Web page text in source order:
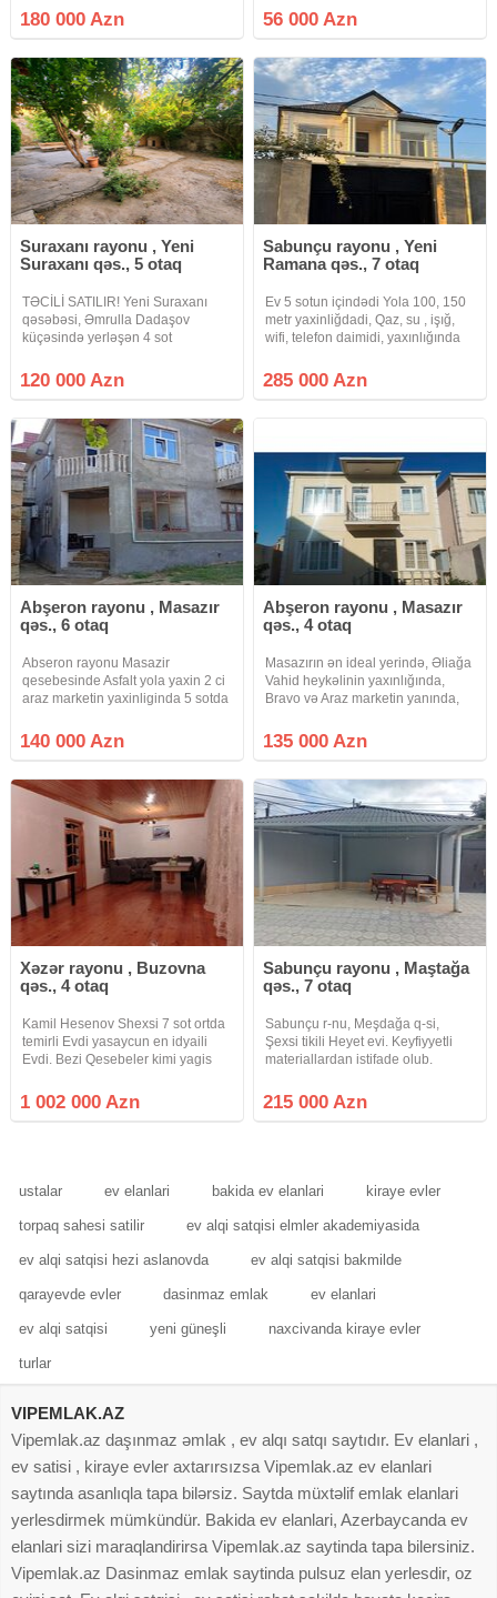
inşa edilmişdir.Həyətində meyvə
agaclari genış həyəti var.Ev 7/24
180 000 Azn
edilmiş, 2 otaqlı, ümumi tikili
sahəsi 47 kv/m olan Həyət Evi
56 000 Azn
Suraxanı rayonu , Yeni
Suraxanı qəs., 5 otaq
TƏCİLİ SATILIR! Yeni Suraxanı
qəsəbəsi, Əmrulla Dadaşov
küçəsində yerləşən 4 sot
satılır. Həyətdə 2 ayrı ev
mövcuddur. Bütün kommunal
Ev 89 nömrəli
120 000 Azn
Sabunçu rayonu , Yeni
Ramana qəs., 7 otaq
Ev 5 sotun içindədi Yola 100, 150
metr yaxinliğdadi, Qaz, su , işığ,
wifi, telefon daimidi, yaxınlığında
restoran hər şey var.yeni dizaynla
yığlıb, təmirlidir.
285 000 Azn
Abşeron rayonu , Masazır
qəs., 6 otaq
Abseron rayonu Masazir
qesebesinde Asfalt yola yaxin 2 ci
araz marketin yaxinliginda 5 sotda
umumi sahesi 120 kv olan heyet
evi satilir evin senedleri kupca
140 000 Azn
Abşeron rayonu , Masazır
qəs., 4 otaq
Masazırın ən ideal yerində, Əliağa
Vahid heykəlinin yaxınlığında,
Bravo və Araz marketin yanında,
mərtəbəli, 4-otaqlı tam təmirli
həyət evi satılır. Ev, Masazırın
135 000 Azn
Xəzər rayonu , Buzovna
qəs., 4 otaq
Kamil Hesenov Shexsi 7 sot ortda
temirli Evdi yasaycun en idyaili
Evdi. Bezi Qesebeler kimi yagis
havasi ekincun yasayiscun en
elverilsli yerdi bilen bilir Deqiq
1 002 000 Azn
Sabunçu rayonu , Maştağa
qəs., 7 otaq
Sabunçu r-nu, Meşdağa q-si,
Şexsi tikili Heyet evi. Keyfiyyetli
materiallardan istifade olub.
yaxınlığında yerleşir. Yoldan
50metr mesafede.Torpağın 1sotu-
215 000 Azn
ustalar ev elanlari bakida ev elanlari kiraye evler
torpaq sahesi satilir ev alqi satqisi elmler akademiyasida
ev alqi satqisi hezi aslanovda ev alqi satqisi bakmilde
qarayevde evler dasinmaz emlak ev elanlari
ev alqi satqisi yeni güneşli naxcivanda kiraye evler
turlar
VIPEMLAK.AZ
Vipemlak.az daşınmaz əmlak , ev alqı satqı saytıdır. Ev elanlari ,
ev satisi , kiraye evler axtarırsızsa Vipemlak.az ev elanlari
saytında asanlıqla tapa bilərsiz. Saytda müxtəlif emlak elanlari
yerlesdirmek mümkündür. Bakida ev elanlari, Azerbaycanda ev
elanlari sizi maraqlandirirsa Vipemlak.az saytinda tapa bilersiniz.
Vipemlak.az Dasinmaz emlak saytinda pulsuz elan yerlesdir, oz